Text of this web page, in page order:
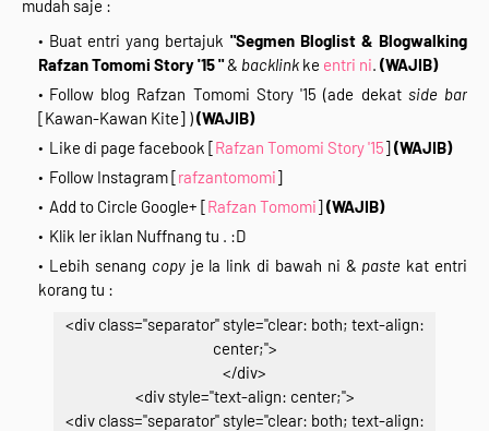
mudah saje :
Buat entri yang bertajuk "Segmen Bloglist & Blogwalking
Rafzan Tomomi Story '15 "& backlink ke entri ni. (WAJIB)
Follow blog Rafzan Tomomi Story '15 (ade dekat side bar
[Kawan-Kawan Kite] )(WAJIB)
Like di page facebook [Rafzan Tomomi Story '15](WAJIB)
Follow Instagram [rafzantomomi]
Add to Circle Google+ [Rafzan Tomomi](WAJIB)
Klik ler iklan Nuffnang tu . :D
Lebih senang copyje la link di bawah ni & paste kat entri
korang tu :
<div class="separator" style="clear: both; text-align:
center;">
</div>
<div style="text-align: center;">
<div class="separator" style="clear: both; text-align: